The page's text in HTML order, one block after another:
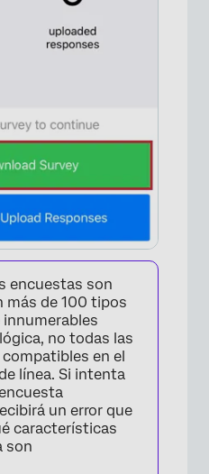
×
encuestas son
más de 100 tipos
no todas las
en el
línea. Si intenta
un error que
características
son